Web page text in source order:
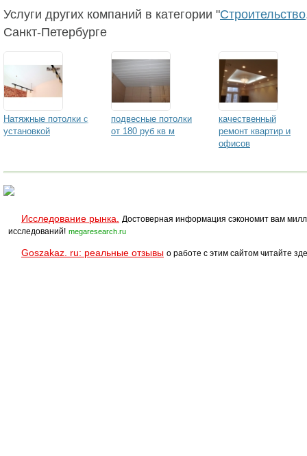
Услуги других компаний в категории "
Санкт-Петербурге
Натяжные потолки с
установкой
подвесные потолки
от 180 руб кв м
качественный
ремонт квартир и
офисов
Исследование рынка.
Достоверная информация сэкономит вам
исследований! megaresearch.ru
Goszakaz. ru: реальные отзывы о работе с этим сайтом читайте